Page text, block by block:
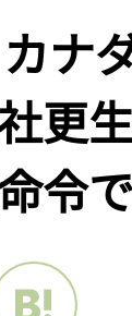
カナ
更
令